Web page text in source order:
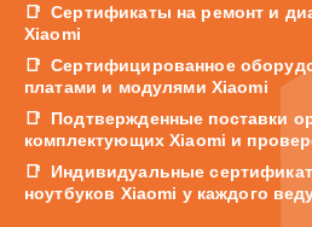
Сертификаты на ремонт и
Xiaomi
Сертифицированное
платами и модулями Xiaomi
Подтвержденные поставки
комплектующих Xiaomi и
Индивидуальные
ноутбуков Xiaomi у каждого